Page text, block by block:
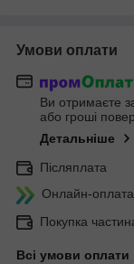
Умови оплати
Ви отримаєте
або гроші
Детальніше
Післяплата
Онлайн-
Покупка
Всі умови оплати